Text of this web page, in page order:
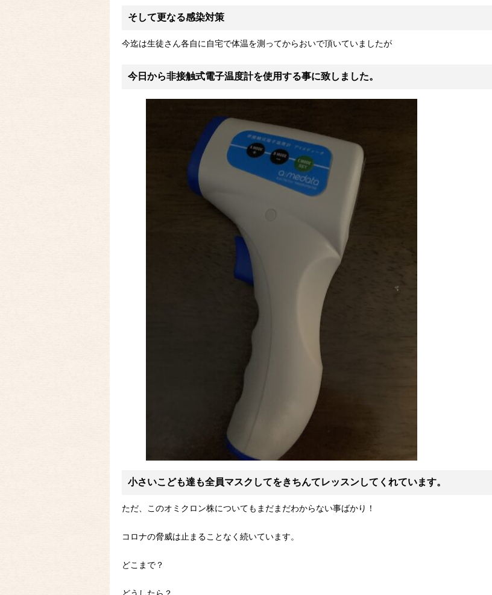
そして更なる感染対策
今迄は生徒さん各自に自宅で体温を測ってからおいで頂いていましたが
今日から非接触式電子温度計を使用する事に致しました。
小さいこども達も全員マスクしてをきちんてレッスンしてくれています。
ただ、このオミクロン株についてもまだまだわからない事ばかり！
コロナの脅威は止まることなく続いています。
どこまで？